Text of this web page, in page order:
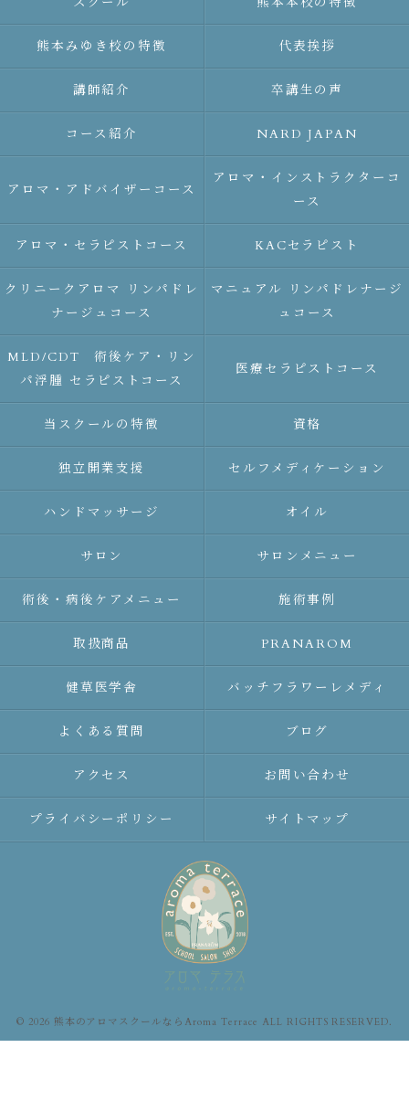
熊本みゆき校の特徴 代表挨拶
講師紹介 卒講生の声
コース紹介 NARD JAPAN
アロマ・アドバイザーコース
アロマ・インストラクターコ
ース
アロマ・セラピストコース KACセラピスト
クリニークアロマ リンパドレ
ナージュコース
マニュアル リンパドレナージ
ュコース
MLD/CDT 術後ケア・リン
パ浮腫 セラピストコース
医療セラピストコース
当スクールの特徴 資格
独立開業支援 セルフメディケーション
ハンドマッサージ オイル
サロン サロンメニュー
術後・病後ケアメニュー 施術事例
取扱商品 PRANAROM
健草医学舎 バッチフラワーレメディ
よくある質問 ブログ
アクセス お問い合わせ
プライバシーポリシー サイトマップ
© 2026 熊本のアロマスクールならAroma Terrace ALL RIGHTS RESERVED.